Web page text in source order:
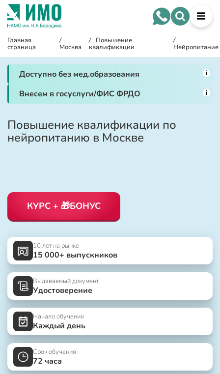
Главная
страница
/
Москва
/ Повышение
квалификации
/
Нейропитание
Доступно без мед.образования i
Внесем в госуслуги/ФИС ФРДО i
Повышение квалификации по
нейропитанию в Москве
КУРС + 🎁БОНУС
10 лет на рынке
15 000+ выпускников
Выдаваемый документ
Удостоверение
Начало обучения
Каждый день
Срок обучения
72 часа